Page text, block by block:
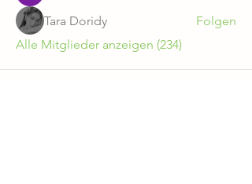
Tara Doridy
Folgen
Alle Mitglieder anzeigen (234)